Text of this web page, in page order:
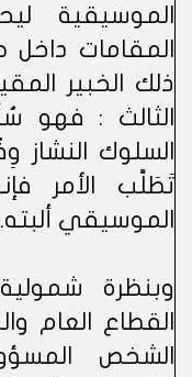
الموسيقية
المقامات
ذلك الخبير
الثالث : فهو
السلوك النشاز
تَطَلَّب الأمر
الموسيقي ألبته.
وبنظرة
القطاع العام
الشخص